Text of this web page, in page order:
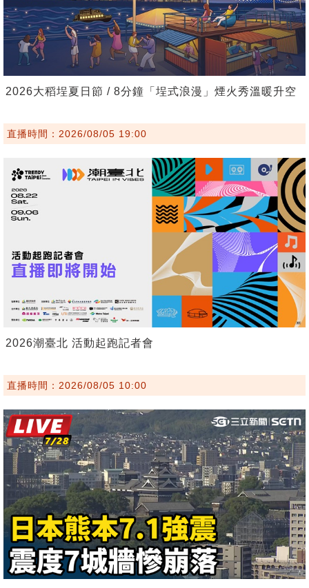
2026大稻埕夏日節 / 8分鐘「埕式浪漫」煙火秀溫暖升空
直播時間：2026/08/05 19:00
2026潮臺北 活動起跑記者會
直播時間：2026/08/05 10:00